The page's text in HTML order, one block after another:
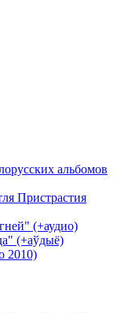
альбомов
Пристрастия
(+аудио)
(+аўдыё)
2010)